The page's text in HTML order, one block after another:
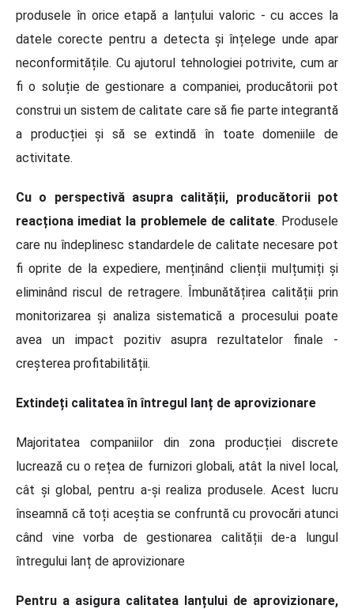
produsele în orice etapă a lanțului valoric - cu acces la
datele corecte pentru a detecta și înțelege unde apar
neconformitățile. Cu ajutorul tehnologiei potrivite, cum ar
fi o soluție de gestionare a companiei, producătorii pot
construi un sistem de calitate care să fie parte integrantă
a producției și să se extindă în toate domeniile de
activitate.
Cu o perspectivă asupra calității, producătorii pot
reacționa imediat la problemele de calitate. Produsele
care nu îndeplinesc standardele de calitate necesare pot
fi oprite de la expediere, menținând clienții mulțumiți și
eliminând riscul de retragere. Îmbunătățirea calității prin
monitorizarea și analiza sistematică a procesului poate
avea un impact pozitiv asupra rezultatelor finale -
creșterea profitabilității.
Extindeți calitatea în întregul lanț de aprovizionare
Majoritatea companiilor din zona producției discrete
lucrează cu o rețea de furnizori globali, atât la nivel local,
cât și global, pentru a-și realiza produsele. Acest lucru
înseamnă că toți aceștia se confruntă cu provocări atunci
când vine vorba de gestionarea calității de-a lungul
întregului lanț de aprovizionare
Pentru a asigura calitatea lanțului de aprovizionare,